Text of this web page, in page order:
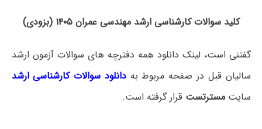
کلید سوالات کارشناسی ارشد مهندسی عمران ۱۴۰۵ (بزودی)
گفتنی است، لینک دانلود همه دفترچه های سوالات آزمون ارشد
سالیان قبل در صفحه مربوط بهدانلود سوالات کارشناسی ارشد
سایتمسترتست قرار گرفته است.